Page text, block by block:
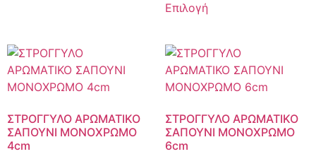
Επιλογή
ΣΤΡΟΓΓΥΛΟ ΑΡΩΜΑΤΙΚΟ
ΣΑΠΟΥΝΙ ΜΟΝΟΧΡΩΜΟ
4cm
ΣΤΡΟΓΓΥΛΟ ΑΡΩΜΑΤΙΚΟ
ΣΑΠΟΥΝΙ ΜΟΝΟΧΡΩΜΟ
6cm